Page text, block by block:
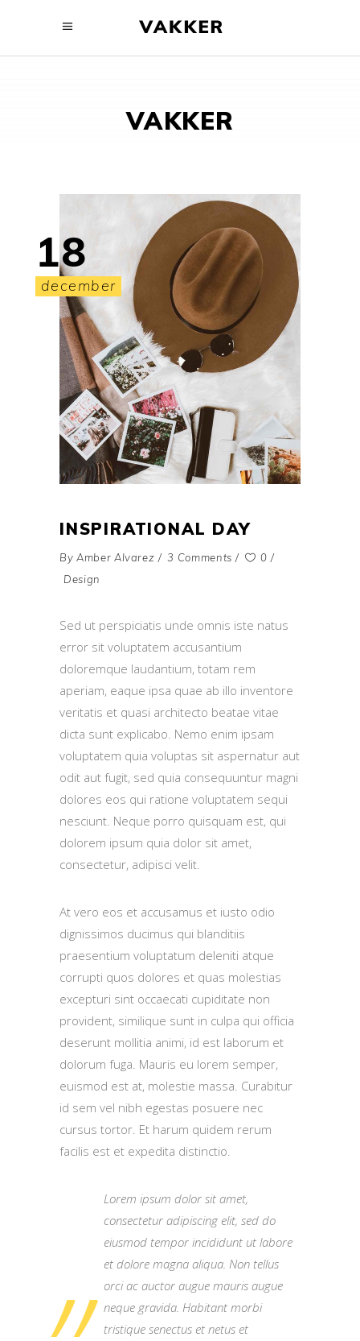
VAKKER
18
december
INSPIRATIONAL DAY
By Amber Alvarez 3 Comments
0
Design
Sed ut perspiciatis unde omnis iste natus
error sit voluptatem accusantium
doloremque laudantium, totam rem
aperiam, eaque ipsa quae ab illo inventore
veritatis et quasi architecto beatae vitae
dicta sunt explicabo. Nemo enim ipsam
voluptatem quia voluptas sit aspernatur aut
odit aut fugit, sed quia consequuntur magni
dolores eos qui ratione voluptatem sequi
nesciunt. Neque porro quisquam est, qui
dolorem ipsum quia dolor sit amet,
consectetur, adipisci velit.
At vero eos et accusamus et iusto odio
dignissimos ducimus qui blanditiis
praesentium voluptatum deleniti atque
corrupti quos dolores et quas molestias
excepturi sint occaecati cupiditate non
provident, similique sunt in culpa qui officia
deserunt mollitia animi, id est laborum et
dolorum fuga. Mauris eu lorem semper,
euismod est at, molestie massa. Curabitur
id sem vel nibh egestas posuere nec
cursus tortor. Et harum quidem rerum
facilis est et expedita distinctio.
Lorem ipsum dolor sit amet,
consectetur adipiscing elit, sed do
eiusmod tempor incididunt ut labore
et dolore magna aliqua. Non tellus
orci ac auctor augue mauris augue
neque gravida. Habitant morbi
tristique senectus et netus et